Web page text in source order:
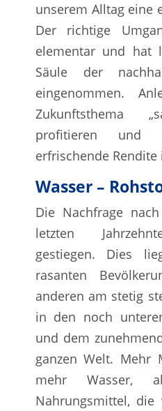
unserem Alltag eine
Der richtige
elementar und hat
Säule der
eingenommen.
Zukunftsthema
profitieren
erfrischende
Wasser –
Die Nachfrage
letzten
gestiegen. Dies
rasanten
anderen am stetig
in den noch
und dem
ganzen Welt. Mehr
mehr Wasser,
Nahrungsmittel,